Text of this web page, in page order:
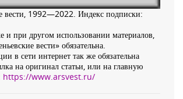
вести, 1992—2022. Индекс подписки:
и при другом использовании материалов,
вести» обязательна.
в сети интернет так же обязательна
на оригинал статьи, или на главную
https://www.arsvest.ru/